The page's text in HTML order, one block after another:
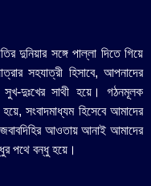
দুনিয়ার সঙ্গে পাল্লা দিতে গিয়ে
সহযাত্রী হিসাবে, আপনাদের
সুখ-দুঃখের সাথী হয়ে। গঠনমূলক
সংবাদমাধ্যম হিসেবে আমাদের
আওতায় আনাই আমাদের
পথে বন্ধু হয়ে।